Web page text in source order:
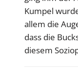
Kumpel
allem die
dass die
diesem